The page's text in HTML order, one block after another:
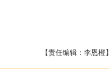
【责任编辑：李恩橙】